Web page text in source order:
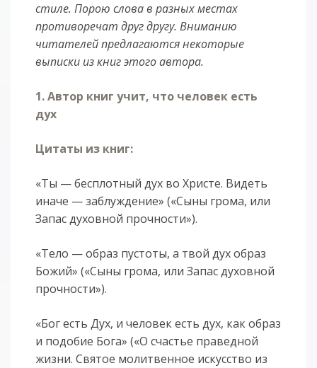
стиле. Порою слова в разных местах
противоречат друг другу. Вниманию
читателей предлагаются некоторые
выписки из книг этого автора.
1. Автор книг учит, что человек есть
дух
Цитаты из книг:
«Ты — бесплотный дух во Христе. Видеть
иначе — заблуждение» («Сыны грома, или
Запас духовной прочности»).
«Тело — образ пустоты, а твой дух образ
Божий» («Сыны грома, или Запас духовной
прочности»).
«Бог есть Дух, и человек есть дух, как образ
и подобие Бога» («О счастье праведной
жизни. Святое молитвенное искусство из